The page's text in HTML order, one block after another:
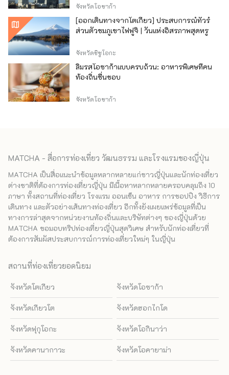
จังหวัดโอซาก้า
[ออกเดินทางจากโตเกียว] ประสบการณ์ทัวร์
ส่วนตัวชมภูเขาไฟฟูจิ | วันแห่งอิสรภาพสุดหรู
จังหวัดชิซูโอกะ
ลิ้มรสโอซาก้าแบบครบถ้วน: อาหารพิเศษที่คน
ท้องถิ่นชื่นชอบ
จังหวัดโอซาก้า
MATCHA - สื่อการท่องเที่ยว วัฒนธรรม และโรงแรมของญี่ปุ่น
MATCHA เป็นสื่อแนะนำข้อมูลหลากหลายแก่ชาวญี่ปุ่นและนักท่องเที่ยว
ต่างชาติที่ต้องการท่องเที่ยวญี่ปุ่น มีเนื้อหาหลากหลายครอบคลุมถึง 10
ภาษา ทั้งสถานที่ท่องเที่ยว โรงแรม ออนเซ็น อาหาร การชอปปิง วิธีการ
เดินทาง และตัวอย่างเส้นทางท่องเที่ยว อีกทั้งยังเผยแพร่ข้อมูลที่เป็น
ทางการล่าสุดจากหน่วยงานท้องถิ่นและบริษัทต่างๆ ของญี่ปุ่นด้วย
MATCHA ขอมอบทริปท่องเที่ยวญี่ปุ่นสุดวิเศษ สำหรับนักท่องเที่ยวที่
ต้องการสัมผัสประสบการณ์การท่องเที่ยวใหม่ๆ ในญี่ปุ่น
สถานที่ท่องเที่ยวยอดนิยม
จังหวัดโตเกียว จังหวัดโอซาก้า
จังหวัดเกียวโต จังหวัดฮอกไกโด
จังหวัดฟุกุโอกะ จังหวัดโอกินาว่า
จังหวัดคานากาวะ จังหวัดโอคายาม่า